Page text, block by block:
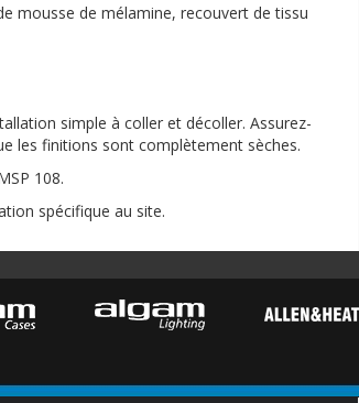
mousse de mélamine, recouvert de tissu
simple à coller et décoller. Assurez-
les finitions sont complètement sèches.
108.
spécifique au site.